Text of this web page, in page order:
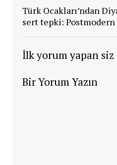
Türk Ocakları’ndan
sert tepki: Postmodern
İlk yorum yapan
Bir Yorum Yazın